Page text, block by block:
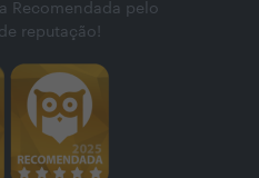
Recomendada pelo
reputação!